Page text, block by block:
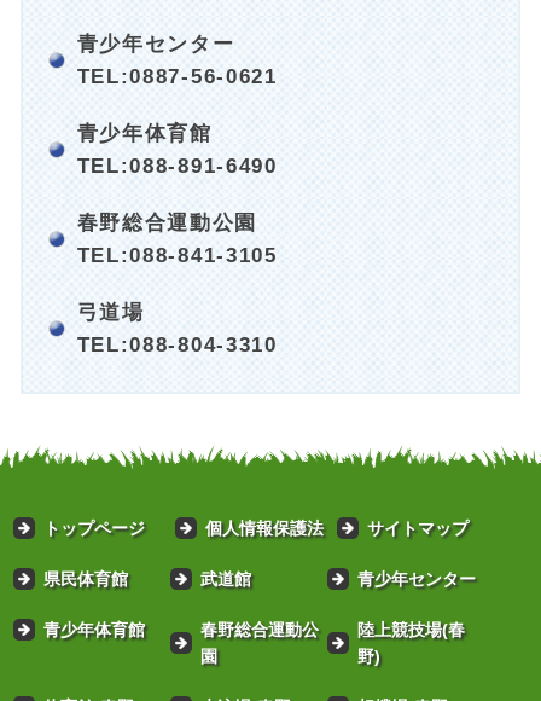
青少年センター
TEL:0887-56-0621
青少年体育館
TEL:088-891-6490
春野総合運動公園
TEL:088-841-3105
弓道場
TEL:088-804-3310
トップページ 個人情報保護法 サイトマップ
県民体育館 武道館 青少年センター
青少年体育館
春野総合運動公
園
陸上競技場(春
野)